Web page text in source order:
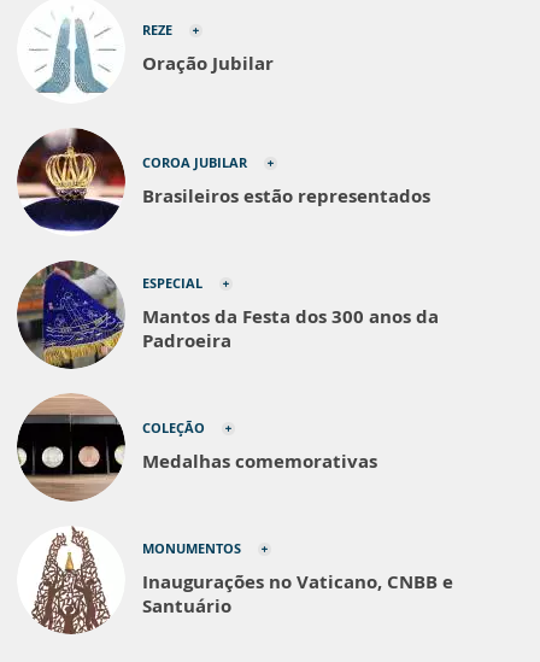
REZE
Oração Jubilar
COROA JUBILAR
Brasileiros estão representados
ESPECIAL
Mantos da Festa dos 300 anos da
Padroeira
COLEÇÃO
Medalhas comemorativas
MONUMENTOS
Inaugurações no Vaticano, CNBB e
Santuário